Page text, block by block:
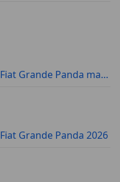
Fiat Grande Panda manual
Fiat Grande Panda 2026